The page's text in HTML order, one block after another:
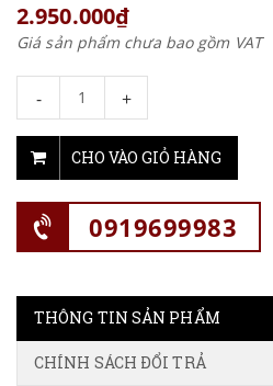
2.950.000₫
Giá sản phẩm chưa bao gồm VAT
- +
CHO VÀO GIỎ HÀNG
0919699983
THÔNG TIN SẢN PHẨM
CHÍNH SÁCH ĐỔI TRẢ